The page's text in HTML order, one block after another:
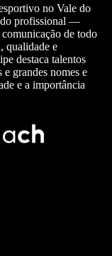
no Vale do
profissional —
de todo
qualidade e
destaca talentos
grandes nomes e
e a importância